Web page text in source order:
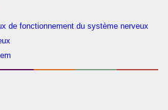
de fonctionnement du système nerveux